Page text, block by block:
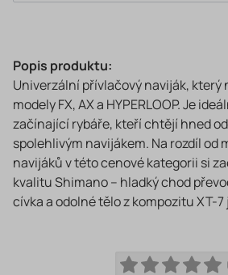
Popis produktu:
Univerzální přívlačový naviják, který
modely FX, AX a HYPERLOOP. Je
začínající rybáře, kteří chtějí hned
spolehlivým navijákem. Na rozdíl od
navijáků v této cenové kategorii si
kvalitu Shimano – hladký chod
cívka a odolné tělo z kompozitu XT-